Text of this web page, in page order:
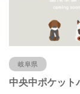
岐阜県